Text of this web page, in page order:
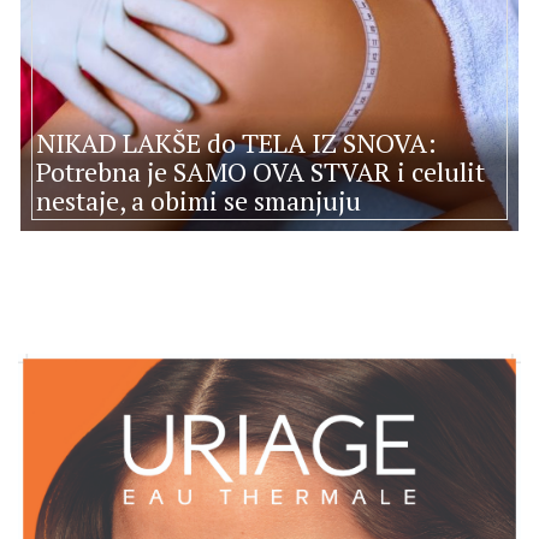
NIKAD LAKŠE do TELA IZ SNOVA:
Potrebna je SAMO OVA STVAR i celulit
nestaje, a obimi se smanjuju